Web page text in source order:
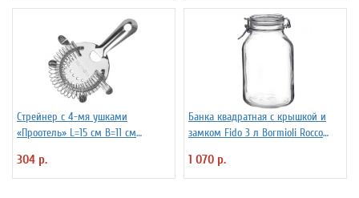
Стрейнер с 4-мя ушками
«Проотель» L=15 см B=11 см
304 р.
Банка квадратная с крышкой и
замком Fido 3 л Bormioli Rocco
1 070 р.